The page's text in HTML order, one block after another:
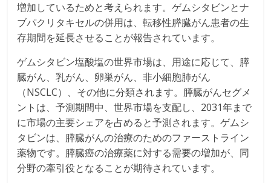
増加しているためと考えられます。ゲムシタビンとナ
ブパクリタキセルの併用は、転移性膵臓がん患者の生
存期間を延長させることが報告されています。
ゲムシタビン塩酸塩の世界市場は、用途に応じて、膵
臓がん、乳がん、卵巣がん、非小細胞肺がん
（NSCLC）、その他に分類されます。膵臓がんセグメ
ントは、予測期間中、世界市場を支配し、2031年まで
に市場の主要シェアを占めると予測されます。ゲムシ
タビンは、膵臓がんの治療のためのファーストライン
薬物です。膵臓癌の治療薬に対する需要の増加が、同
分野の牽引役となることが期待されています。